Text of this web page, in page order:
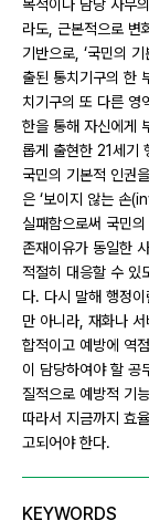
목적이나 담당 사무
라도, 근본적으로 변
기반으로, ‘국민의
출된 통치기구의 한
치기구의 또 다른 영
한을 통해 자신에게
롭게 출현한 21세기
국민의 기본적 인권
은 ‘보이지 않는 손
실패함으로써 국민
존재이유가 동일한
적절히 대응할 수 있
다. 다시 말해 행정이
만 아니라, 재화나 서
합적이고 예방에 역
이 담당하여야 할 공
질적으로 예방적 기
따라서 지금까지 효
고되어야 한다.
KEYWORDS